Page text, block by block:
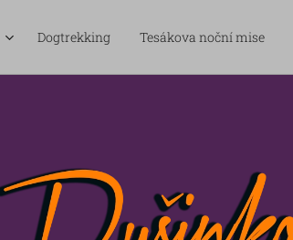
Dogtrekking Tesákova noční mise